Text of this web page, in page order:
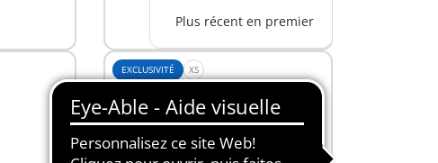
Plus récent en premier
EXCLUSIVITÉ XS
6323 - Famille du Far-West
10,99 €
Au panier